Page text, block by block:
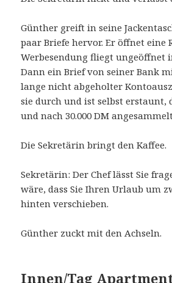
Günther greift in seine
paar Briefe hervor. Er öffnet eine
Werbesendung fliegt ungeöffnet
Dann ein Brief von seiner Bank
lange nicht abgeholter
sie durch und ist selbst erstaunt,
und nach 30.000 DM
Die Sekretärin bringt den Kaffee.
Sekretärin: Der Chef lässt Sie
wäre, dass Sie Ihren Urlaub um
hinten verschieben.
Günther zuckt mit den Achseln.
Innen/Tag